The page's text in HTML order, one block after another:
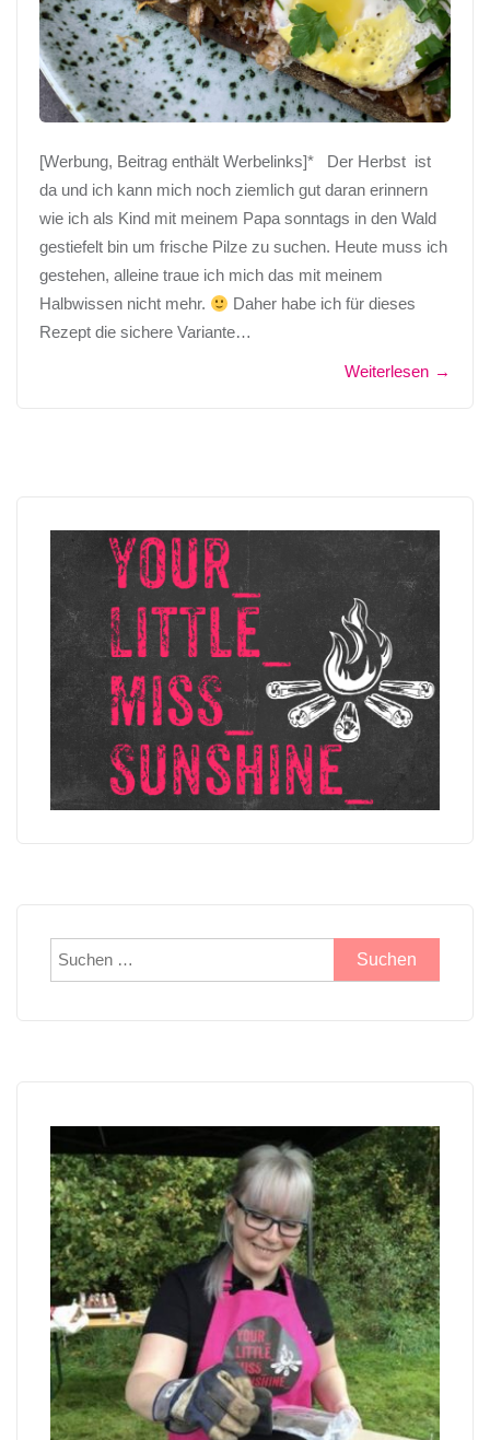
[Werbung, Beitrag enthält Werbelinks]* Der Herbst ist
da und ich kann mich noch ziemlich gut daran erinnern
wie ich als Kind mit meinem Papa sonntags in den Wald
gestiefelt bin um frische Pilze zu suchen. Heute muss ich
gestehen, alleine traue ich mich das mit meinem
Halbwissen nicht mehr.
Daher habe ich für dieses
Rezept die sichere Variante…
Weiterlesen →
Suchen
nach: